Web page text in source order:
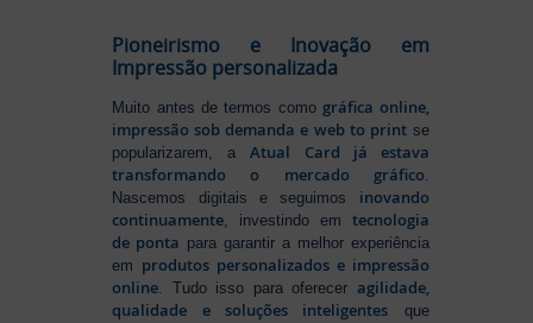
Pioneirismo e Inovação em
Impressão personalizada
Muito antes de termos como gráfica online,
impressão sob demanda e web to printse
popularizarem, aAtual Card já estava
transformando o mercado gráfico.
Nascemos digitais e seguimos inovando
continuamente, investindo em tecnologia
de ponta para garantir a melhor experiência
em produtos personalizados e impressão
online. Tudo isso para oferecer agilidade,
qualidade e soluções inteligentes que